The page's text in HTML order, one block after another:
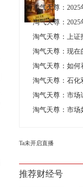
与《波
资者推崇
淘气天尊：2025年
淘气天尊：
淘气天尊：上证
淘气天尊：现在
淘气天尊：如何
淘气天尊：石化
淘气天尊：市场
淘气天尊：市场如
Ta未开启直播
推荐财经号